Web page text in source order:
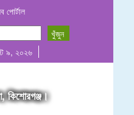
পোর্টাল
৯, ২০২৬
কিশোরগঞ্জ।